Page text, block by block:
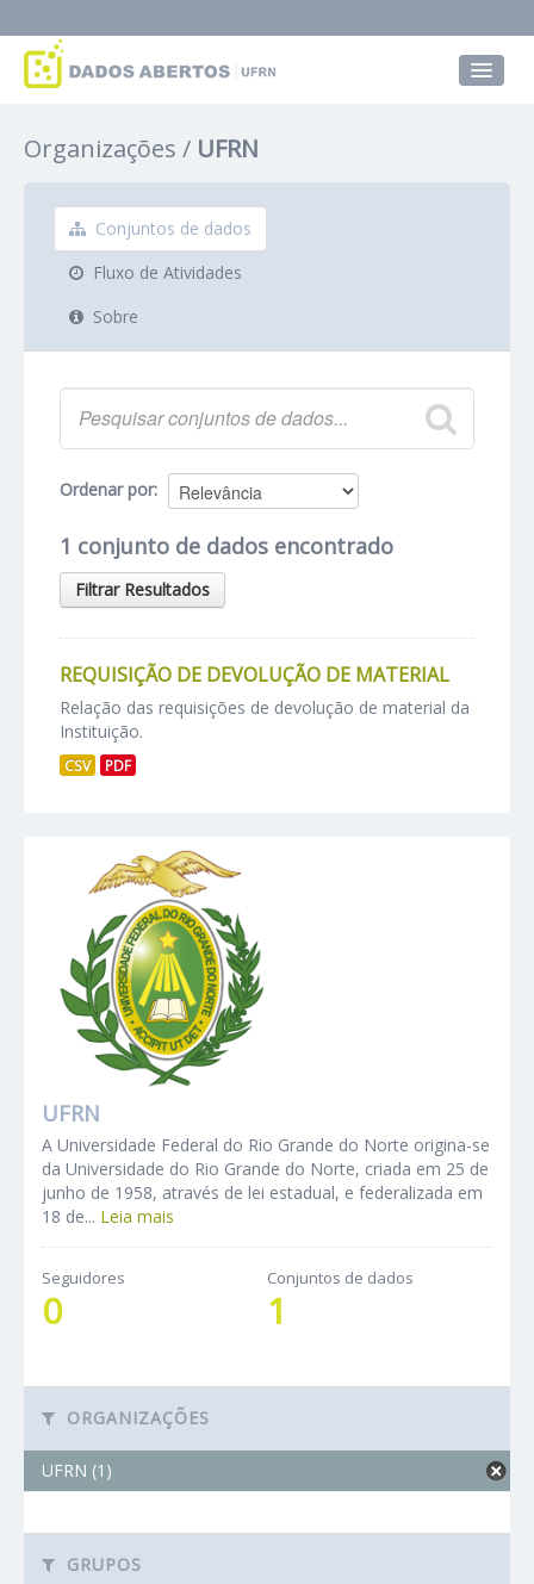
Grupos
Sobre
Organizações UFRN
Conjuntos de dados
Fluxo de Atividades
Sobre
Ordenar por
1 conjunto de dados encontrado
Filtrar Resultados
REQUISIÇÃO DE DEVOLUÇÃO DE MATERIAL
Relação das requisições de devolução de material da
Instituição.
CSV PDF
UFRN
A Universidade Federal do Rio Grande do Norte origina-se
da Universidade do Rio Grande do Norte, criada em 25 de
junho de 1958, através de lei estadual, e federalizada em
18 de... Leia mais
Seguidores
0
Conjuntos de dados
1
ORGANIZAÇÕES
UFRN (1)
GRUPOS